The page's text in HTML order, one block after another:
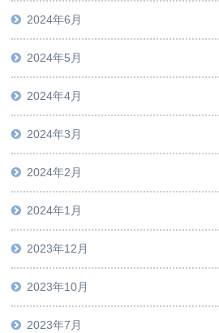
2024年6月
2024年5月
2024年4月
2024年3月
2024年2月
2024年1月
2023年12月
2023年10月
2023年7月